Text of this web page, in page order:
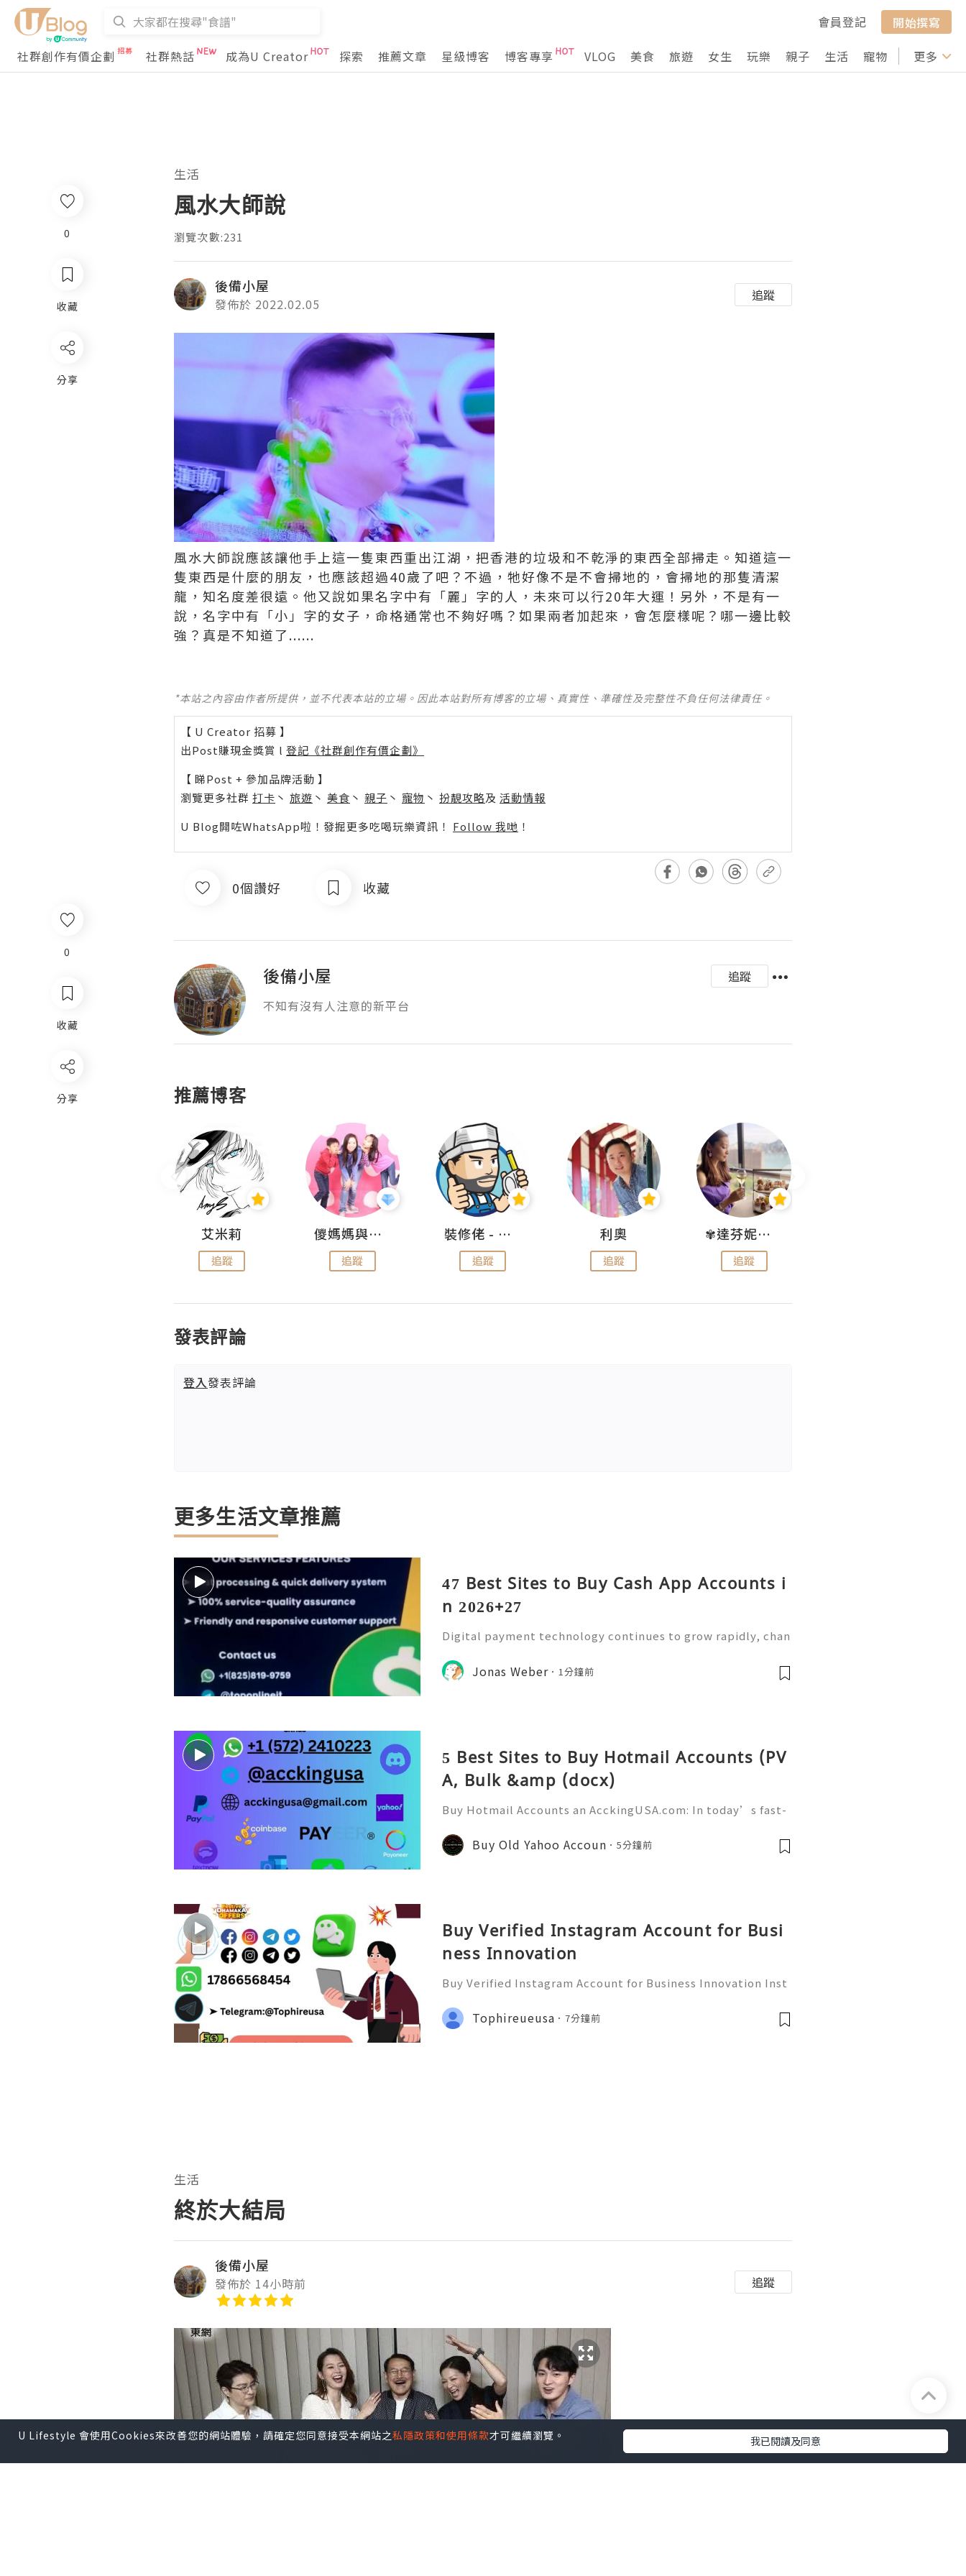
U Lifestyle 會使用Cookies來改善您的網站體驗，請確定您同意接受本網站之私隱政策和使用條款才可繼續瀏覽。 我已閱讀及同意
會員登記
開始撰寫
社群創作有價企劃
社群熱話 成為U Creator 探索 推薦文章 星級博客 博客專享 VLOG 美食 旅遊 女生 玩樂 親子 生活 寵物 行山 打卡
更多
0
收藏
分享
生活
風水大師說
瀏覽次數:231
後備小屋
發佈於 2022.02.05
追蹤
風水大師說應該讓他手上這一隻東西重出江湖，把香港的垃圾和不乾淨的東西全部掃走。知道這一
隻東西是什麼的朋友，也應該超過40歲了吧？不過，牠好像不是不會掃地的，會掃地的那隻清潔
龍，知名度差很遠。他又說如果名字中有「麗」字的人，未來可以行20年大運！另外，不是有一
說，名字中有「小」字的女子，命格通常也不夠好嗎？如果兩者加起來，會怎麼樣呢？哪一邊比較
強？真是不知道了......
*本站之內容由作者所提供，並不代表本站的立場。因此本站對所有博客的立場、真實性、準確性及完整性不負任何法律責任。
【 U Creator 招募 】
出Post賺現金獎賞 l 登記《社群創作有價企劃》
【 睇Post + 參加品牌活動 】
瀏覽更多社群 打卡 丶 旅遊 丶 美食 丶 親子 丶 寵物 丶 扮靚攻略及 活動情報
U Blog開咗WhatsApp啦！發掘更多吃喝玩樂資訊！ Follow 我哋 ！
0個讚好 收藏
後備小屋
追蹤
不知有沒有人注意的新平台
推薦博客
艾米莉
追蹤
儍媽媽與兩隻小魔怪之家
追蹤
裝修佬 - 香港一站式網上裝修平台
追蹤
利奧
追蹤
✾達芬妮•愛孩子•愛生活✾
追蹤
發表評論
登入發表評論
更多生活文章推薦
47 Best Sites to Buy Cash App Accounts i
n 2026+27
Digital payment technology continues to grow rapidly, chan
ndle online financial activities. In 2026–2027, mobile payme
nt platforms are expected t
Jonas Weber 1分鐘前
5 Best Sites to Buy Hotmail Accounts (PV
A, Bulk &amp (docx)
Buy Hotmail Accounts an AcckingUSA.com: In today’s fast-
core part of online activity. While many platforms are availa
ble, AcckingUSA.com Hotmai
Buy Old Yahoo Accoun 5分鐘前
Buy Verified Instagram Account for Busi
ness Innovation
Buy Verified Instagram Account for Business Innovation Inst
usinesses looking to build brand awareness, connect with c
ustomers, and create stron
Tophireueusa 7分鐘前
0
收藏
分享
生活
終於大結局
後備小屋
發佈於 14小時前 追蹤